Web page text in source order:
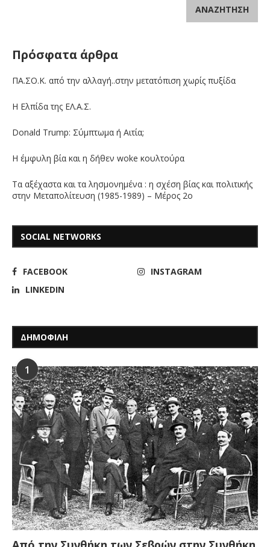
ΑΝΑΖΉΤΗΣΗ
Πρόσφατα άρθρα
ΠΑ.ΣΟ.Κ. από την αλλαγή..στην μετατόπιση χωρίς πυξίδα
Η Ελπίδα της ΕΛ.Α.Σ.
Donald Trump: Σύμπτωμα ή Αιτία;
Η έμφυλη βία και η δήθεν woke κουλτούρα
Τα αξέχαστα και τα λησμονημένα : η σχέση βίας και πολιτικής
στην Μεταπολίτευση (1985-1989) – Μέρος 2ο
SOCIAL NETWORKS
FACEBOOK
INSTAGRAM
LINKEDIN
ΔΗΜΟΦΙΛΗ
1